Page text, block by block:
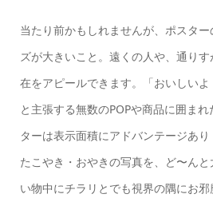
当たり前かもしれませんが、ポスタ
ズが大きいこと。遠くの人や、通り
在をアピールできます。「おいしいよ
と主張する無数のPOPや商品に囲ま
ターは表示面積にアドバンテージあ
たこやき・おやきの写真を、ど〜ん
い物中にチラリとでも視界の隅にお